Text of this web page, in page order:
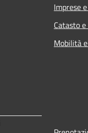
Imprese
Catasto
Mobilità